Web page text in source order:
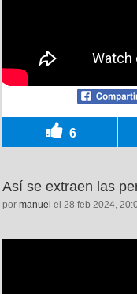
6
Así se extraen las
por manuel el 28 feb 2024,